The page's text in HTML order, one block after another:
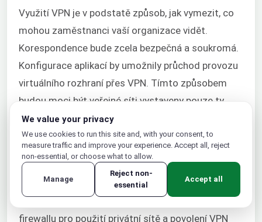
Využití VPN je v podstatě způsob, jak vymezit, co
mohou zaměstnanci vaší organizace vidět.
Korespondence bude zcela bezpečná a soukromá.
Konfigurace aplikací by umožnily průchod provozu
virtuálního rozhraní přes VPN. Tímto způsobem
budou moci být veřejné síti vystaveny pouze ty
služby, které jsou určeny pro interakci s klienty přes
internet.
Jak obtížné je implementovat VPN?
Využití privátních sítí je pro vaše datové centrum
firewallu pro použití privátní sítě a povolení VPN
We value your privacy
We use cookies to run this site and, with your consent, to
measure traffic and improve your experience. Accept all, reject
non-essential, or choose what to allow.
Manage
Reject non-
essential
Accept all